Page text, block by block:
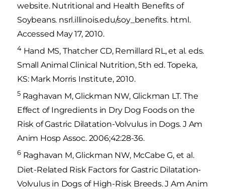
website. Nutritional and Health Benefits of
Soybeans. nsrl.illinois.edu/soy_benefits. html.
Accessed May 17, 2010.
4Hand MS, Thatcher CD, Remillard RL, et al. eds.
Small Animal Clinical Nutrition, 5th ed. Topeka,
KS: Mark Morris Institute, 2010.
5Raghavan M, Glickman NW, Glickman LT. The
Effect of Ingredients in Dry Dog Foods on the
Risk of Gastric Dilatation-Volvulus in Dogs. J Am
Anim Hosp Assoc. 2006;42:28-36.
6Raghavan M, Glickman NW, McCabe G, et al.
Diet-Related Risk Factors for Gastric Dilatation-
Volvulus in Dogs of High-Risk Breeds. J Am Anim